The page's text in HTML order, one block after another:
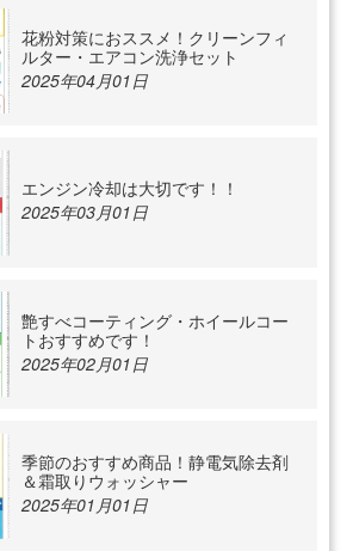
花粉対策におススメ！クリーンフィ
ルター・エアコン洗浄セット
2025年04月01日
エンジン冷却は大切です！！
2025年03月01日
艶すべコーティング・ホイールコー
トおすすめです！
2025年02月01日
季節のおすすめ商品！静電気除去剤
＆霜取りウォッシャー
2025年01月01日